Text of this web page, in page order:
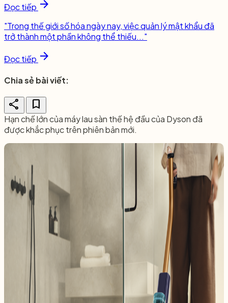
Đọc tiếp arrow_forward
"Trong thế giới số hóa ngày nay, việc quản lý mật khẩu đã
trở thành một phần không thể thiếu..."
Đọc tiếp arrow_forward
Chia sẻ bài viết:
share bookmark
Hạn chế lớn của máy lau sàn thế hệ đầu của Dyson đã
được khắc phục trên phiên bản mới.